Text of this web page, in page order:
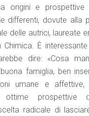
origini e prospettive
differenti, dovute alla
delle autrici, laureate
Chimica. È
dire: «Cosa
famiglia, ben
umane e affettive,
prospettive
radicale di